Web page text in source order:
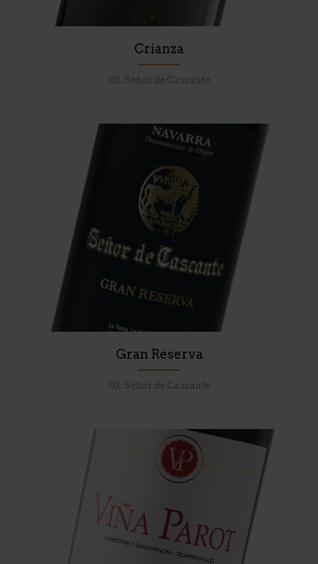
Crianza
03. Señor de Cascante
Gran Reserva
03. Señor de Cascante